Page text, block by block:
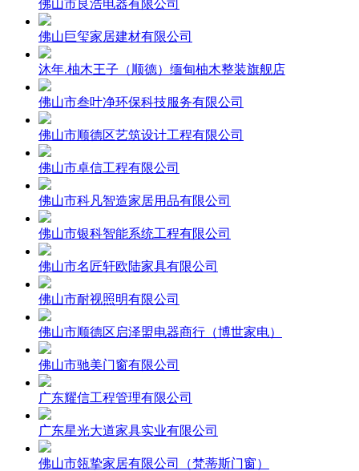
佛山市良浩电器有限公司
佛山巨玺家居建材有限公司
沐年.柚木王子（顺德）缅甸柚木整装旗舰店
佛山市叁叶净环保科技服务有限公司
佛山市顺德区艺筑设计工程有限公司
佛山市卓信工程有限公司
佛山市科凡智造家居用品有限公司
佛山市银科智能系统工程有限公司
佛山市名匠轩欧陆家具有限公司
佛山市耐视照明有限公司
佛山市顺德区启泽盟电器商行（博世家电）
佛山市驰美门窗有限公司
广东耀信工程管理有限公司
广东星光大道家具实业有限公司
佛山市瓴挚家居有限公司（梵蒂斯门窗）